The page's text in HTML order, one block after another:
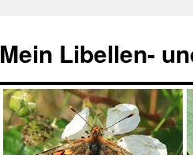
springen
Mein Libellen-